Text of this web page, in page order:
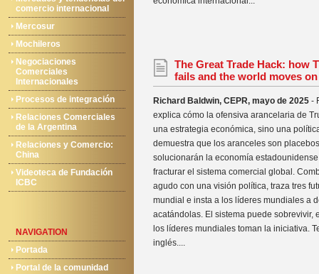
comercio internacional
Mercosur
Mochileros
Negociaciones
Comerciales
Internacionales
Procesos de integración
Relaciones Comerciales
de la Argentina
Relaciones y Comercio:
China
Videoteca de Fundación
ICBC
NAVIGATION
Portada
Portal de la comunidad
The Great Trade Hack: how
fails and the world moves on
Richard Baldwin, CEPR, mayo de 2025 -
explica cómo la ofensiva arancelaria de
una estrategia económica, sino una
demuestra que los aranceles son
solucionarán la economía
fracturar el sistema comercial global.
agudo con una visión política, traza tres
mundial e insta a los líderes mundiales a
acatándolas. El sistema puede sobrevivir,
los líderes mundiales toman la iniciativa.
inglés....